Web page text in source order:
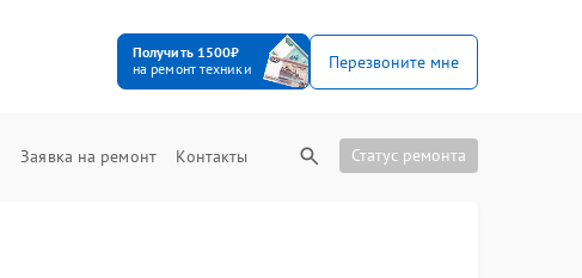
Получить 1500₽
на ремонт техники
Перезвоните мне
Заявка на ремонт Контакты Статус ремонта